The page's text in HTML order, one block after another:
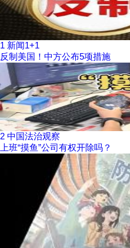
1 新闻1+1
反制美国！中方公布5项措施
2 中国法治观察
上班“摸鱼”公司有权开除吗？